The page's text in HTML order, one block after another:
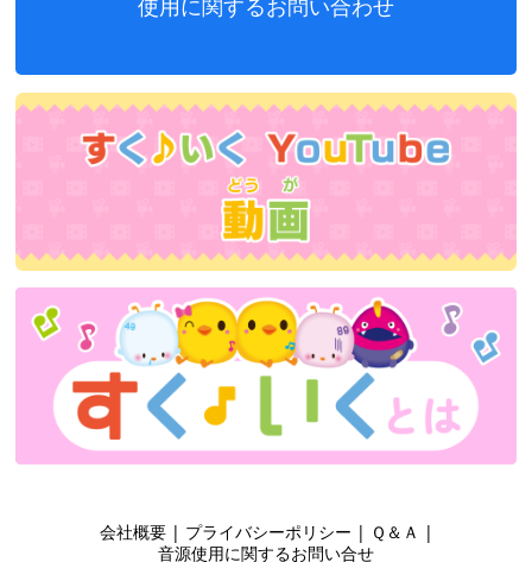
使用に関するお問い合わせ
会社概要| プライバシーポリシー | Ｑ＆Ａ |
音源使用に関するお問い合せ